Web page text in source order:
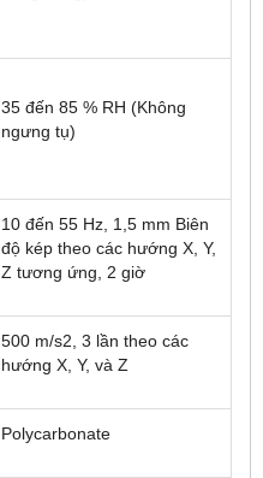
35 đến 85 % RH (Không
ngưng tụ)
10 đến 55 Hz, 1,5 mm Biên
độ kép theo các hướng X, Y,
Z tương ứng, 2 giờ
500 m/s2, 3 lần theo các
hướng X, Y, và Z
Polycarbonate